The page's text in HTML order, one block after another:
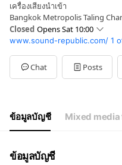
เครื่องเสียงนำเข้า
Bangkok Metropolis Taling
Closed Opens Sat 10:00
SunClosed
Mon09:00 - 17:30
Tue09:00 - 17:30
Wed09:00 - 17:30
Sat
10:00 - 15:00
Mon - Fri 09:00-17:30 (Office)
www.sound-republic.com/ 1
Chat Posts
ข้อมูลบัญชี Mixed media
ข้อมูลบัญชี